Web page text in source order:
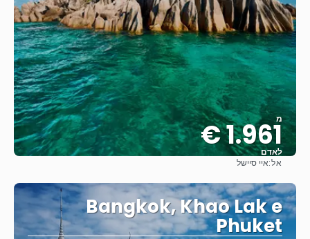
מ
1.961 €
לאדם
אל:איי סיישל
Bangkok, Khao Lak e
Phuket